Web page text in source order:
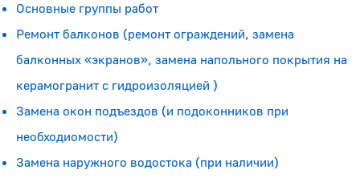
Основные группы работ
Ремонт балконов (ремонт ограждений, замена
балконных «экранов», замена напольного покрытия на
керамогранит с гидроизоляцией )
Замена окон подъездов (и подоконников при
необходиомости)
Замена наружного водостока (при наличии)